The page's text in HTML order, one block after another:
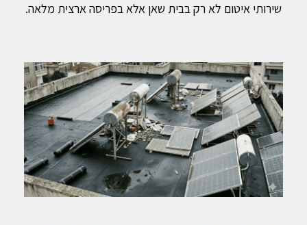
שירותי איטום לא רק בבית שאן אלא בפריסה ארצית מלאה.